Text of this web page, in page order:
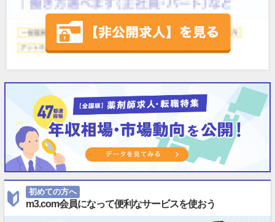
初めての方へ
m3.com会員になって便利なサービスを使おう